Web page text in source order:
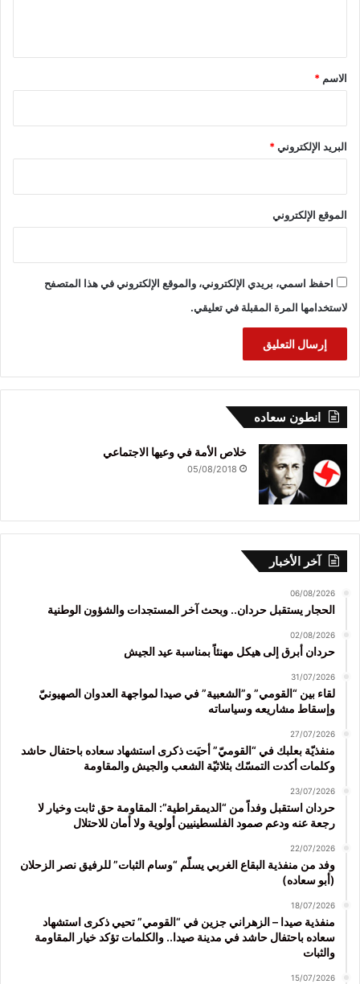
*
الاسم *
البريد الإلكتروني*
الموقع الإلكتروني
احفظ اسمي، بريدي الإلكتروني، والموقع الإلكتروني في هذا المتصفح
لاستخدامها المرة المقبلة في تعليقي.
انطون سعاده
خلاص الأمة في وعيها الاجتماعي
05/08/2018
آخر الأخبار
06/08/2026
الحجار يستقبل حردان.. وبحث آخر المستجدات والشؤون الوطنية
02/08/2026
حردان أبرق إلى هيكل مهنئاً بمناسبة عيد الجيش
31/07/2026
لقاء بين “القومي” و”الشعبية” في صيدا لمواجهة العدوان الصهيونيّ
وإسقاط مشاريعه وسياساته
27/07/2026
منفذيّة بعلبك في “القوميّ” أحيَت ذكرى استشهاد سعاده باحتفال حاشد
وكلمات أكدت التمسّك بثلاثيّة الشعب والجيش والمقاومة
23/07/2026
حردان استقبل وفداً من “الديمقراطية”: المقاومة حق ثابت وخيار لا
رجعة عنه ودعم صمود الفلسطينيين أولوية ولا أمان للاحتلال
22/07/2026
وفد من منفذية البقاع الغربي يسلّم “وسام الثبات” للرفيق نصر الزحلان
(أبو سعاده)
18/07/2026
منفذية صيدا – الزهراني جزين في “القومي” تحيي ذكرى استشهاد
سعاده باحتفال حاشد في مدينة صيدا.. والكلمات تؤكد خيار المقاومة
والثبات
15/07/2026